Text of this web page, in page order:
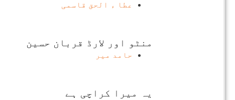
عطا ء الحق قاسمی
منٹو اور لارڈ قربان حسین
حامد میر
یہ میرا کراچی ہے